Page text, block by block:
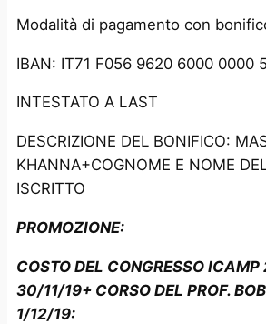
Modalità di pagamento con
IBAN: IT71 F056 9620 6000 0000
INTESTATO A LAST
DESCRIZIONE DEL BONIFICO:
KHANNA+COGNOME E NOME
ISCRITTO
PROMOZIONE:
COSTO DEL CONGRESSO
30/11/19+ CORSO DEL PROF.
1/12/19: